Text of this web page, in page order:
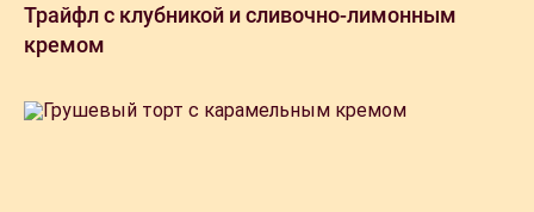
Трайфл с клубникой и сливочно-лимонным
кремом